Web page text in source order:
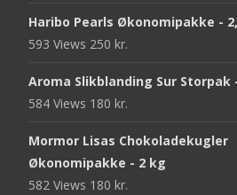
Haribo Pearls Økonomipakke -
593 Views 250 kr.
Aroma Slikblanding Sur Storpak
584 Views 180 kr.
Mormor Lisas Chokoladekugler
Økonomipakke - 2 kg
582 Views 180 kr.